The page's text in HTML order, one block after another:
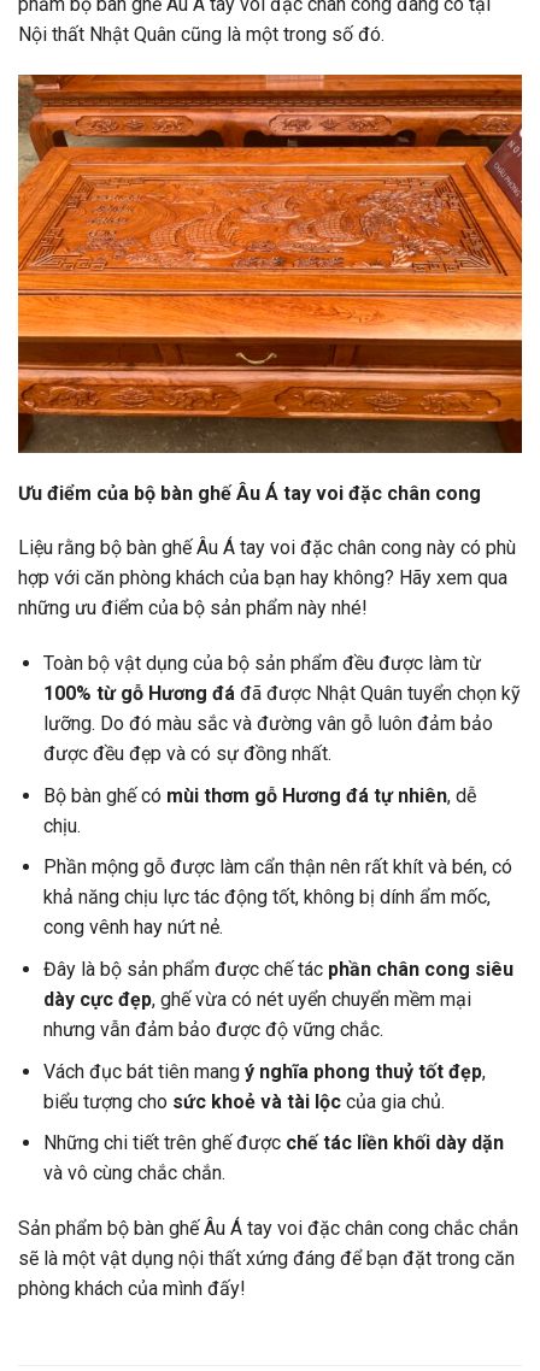
Nội thất Nhật Quân cũng là một trong số đó.
Ưu điểm của bộ bàn ghế Âu Á tay voi đặc chân cong
Liệu rằng bộ bàn ghế Âu Á tay voi đặc chân cong này có phù
hợp với căn phòng khách của bạn hay không? Hãy xem qua
những ưu điểm của bộ sản phẩm này nhé!
Toàn bộ vật dụng của bộ sản phẩm đều được làm từ
100% từ gỗ Hương đá đã được Nhật Quân tuyển chọn kỹ
lưỡng. Do đó màu sắc và đường vân gỗ luôn đảm bảo
được đều đẹp và có sự đồng nhất.
Bộ bàn ghế cómùi thơm gỗ Hương đá tự nhiên, dễ
chịu.
Phần mộng gỗ được làm cẩn thận nên rất khít và bén, có
khả năng chịu lực tác động tốt, không bị dính ẩm mốc,
cong vênh hay nứt nẻ.
Đây là bộ sản phẩm được chế tácphần chân cong siêu
dày cực đẹp, ghế vừa có nét uyển chuyển mềm mại
nhưng vẫn đảm bảo được độ vững chắc.
Vách đục bát tiên mang ý nghĩa phong thuỷ tốt đẹp,
biểu tượng cho sức khoẻ và tài lộccủa gia chủ.
Những chi tiết trên ghế được chế tác liền khối dày dặn
và vô cùng chắc chắn.
Sản phẩm bộ bàn ghế Âu Á tay voi đặc chân cong chắc chắn
sẽ là một vật dụng nội thất xứng đáng để bạn đặt trong căn
phòng khách của mình đấy!